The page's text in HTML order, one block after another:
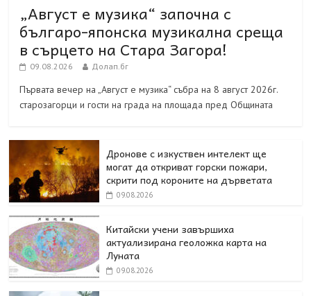
„Август е музика“ започна с
българо-японска музикална среща
в сърцето на Стара Загора!
09.08.2026 Долап.бг
Първата вечер на „Август е музика“ събра на 8 август 2026г.
старозагорци и гости на града на площада пред Общината
Дронове с изкуствен интелект ще
могат да откриват горски пожари,
скрити под короните на дърветата
09.08.2026
Китайски учени завършиха
актуализирана геоложка карта на
Луната
09.08.2026